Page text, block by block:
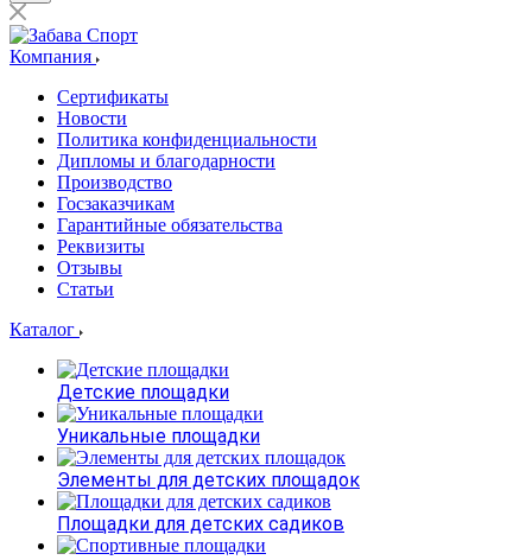
Компания
Сертификаты
Новости
Политика конфиденциальности
Дипломы и благодарности
Производство
Госзаказчикам
Гарантийные обязательства
Реквизиты
Отзывы
Статьи
Каталог
Детские площадки
Уникальные площадки
Элементы для детских площадок
Площадки для детских садиков